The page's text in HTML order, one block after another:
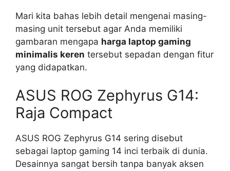
Mari kita bahas lebih detail mengenai masing-
masing unit tersebut agar Anda memiliki
gambaran mengapa harga laptop gaming
minimalis keren tersebut sepadan dengan fitur
yang didapatkan.
ASUS ROG Zephyrus G14:
Raja Compact
ASUS ROG Zephyrus G14 sering disebut
sebagai laptop gaming 14 inci terbaik di dunia.
Desainnya sangat bersih tanpa banyak aksen